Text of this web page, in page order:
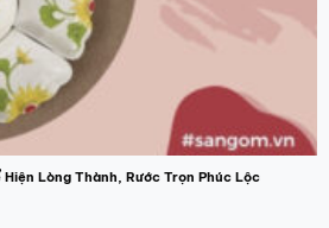
Lòng Thành, Rước Trọn Phúc Lộc